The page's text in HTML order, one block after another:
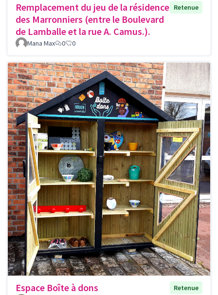
Remplacement du jeu de la résidence
des Marronniers (entre le Boulevard
de Lamballe et la rue A. Camus.).
Retenue
Mana Max 0 0
Espace Boîte à dons
Retenue